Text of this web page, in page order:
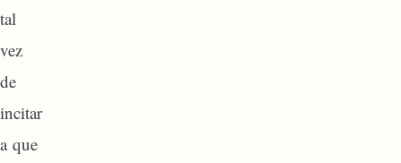
tal
vez
de
incitar
a que